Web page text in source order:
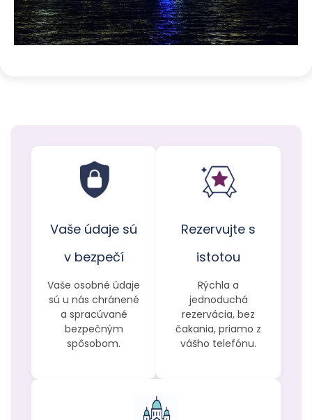
Vaše údaje sú
v bezpečí
Vaše osobné údaje
sú u nás chránené
a spracúvané
bezpečným
spôsobom.
Rezervujte s
istotou
Rýchla a
jednoduchá
rezervácia, bez
čakania, priamo z
vášho telefónu.